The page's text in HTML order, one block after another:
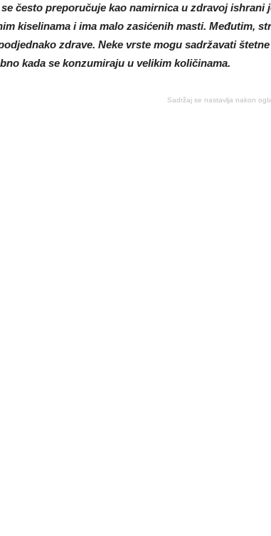
često preporučuje kao namirnica u zdravoj ishrani
kiselinama i ima malo zasićenih masti. Međutim,
zdrave. Neke vrste mogu sadržavati
kada se konzumiraju u velikim količinama.
Sadržaj se nastavlja nakon